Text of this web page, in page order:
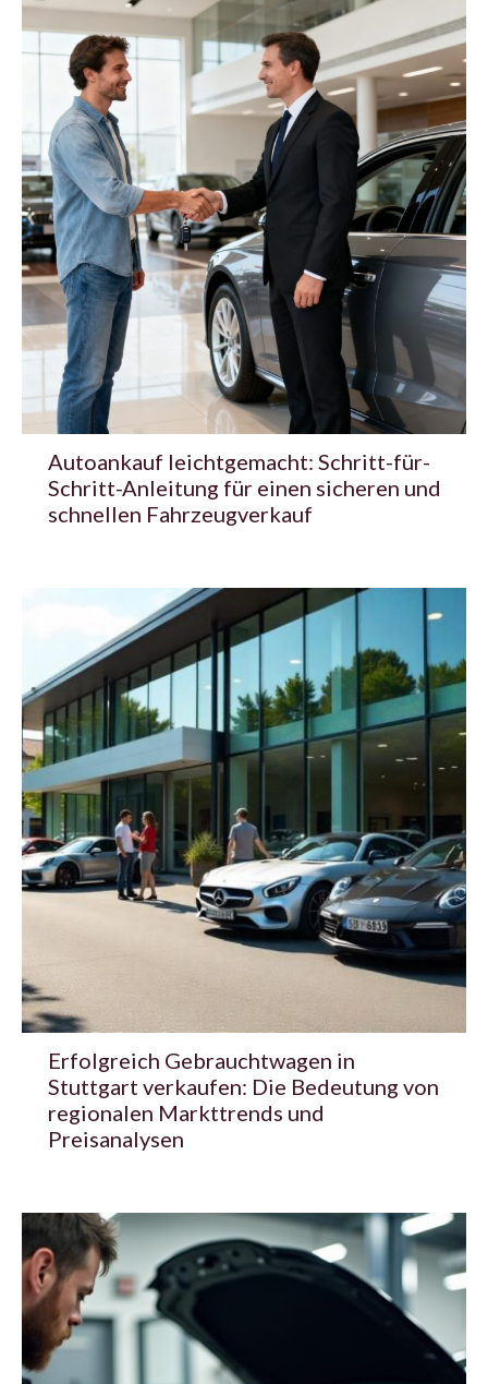
Autoankauf leichtgemacht: Schritt-für-
Schritt-Anleitung für einen sicheren und
schnellen Fahrzeugverkauf
Erfolgreich Gebrauchtwagen in
Stuttgart verkaufen: Die Bedeutung von
regionalen Markttrends und
Preisanalysen